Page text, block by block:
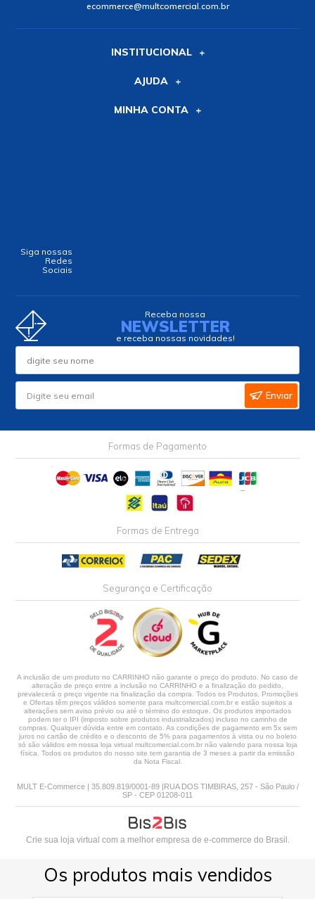
ecommerce@multcomercial.com.br
INSTITUCIONAL
AJUDA
MINHA CONTA
Siga nossas
Redes
Sociais
Receba nossa
NEWSLETTER
e receba nossas novidades!
Enviar
Formas de Pagamento
Formas de Entrega
Segurança e Certificação
A inclusão de um produto no CARRINHO não garante o preço do produto. No caso de
alteração de preço entre a inclusão no CARRINHO e a finalização do pedido,
prevalecerá o preço vigente na finalização da compra. Todos os Produtos, Promoções
e Ofertas têm preços válidos somente para multcomercial.com.br e estão sujeitos a
alterações sem aviso prévio ou até o término do estoque. Os produtos importados
podem ter o IPI (imposto sobre produtos industrializados) incluso no carrinho de
compras. Qualquer dúvida entre em contato. As condições de pagamento em 5x sem
juros no cartão de crédito e o desconto de 5% para pagamentos à vista ou no boleto
só são válidos em nossa loja virtual multcomercial.com.br não valendo para nossa loja
física. Todos os produtos do nosso site tem garantia de 3 meses a partir da emissão
da Nota Fiscal.
MULT E-Commerce | 35.809.819/0001-89 |RUA DOS TIMBIRAS, 257 - São Paulo /
SP - CEP 01208-011
Crie sua loja virtual com a melhor empresa de e-commerce do Brasil.
Os produtos mais vendidos